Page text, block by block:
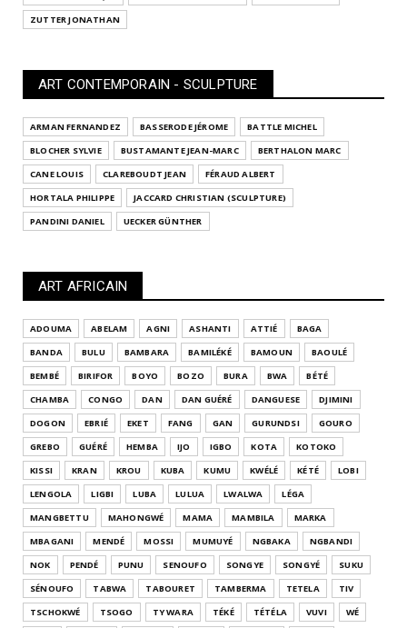
ZUTTER JONATHAN
ART CONTEMPORAIN - SCULPTURE
ARMAN FERNANDEZ BASSERODE JÉROME
BATTLE MICHEL
BLOCHER SYLVIE
BUSTAMANTE JEAN-MARC
BERTHALON MARC
CANE LOUIS
CLAREBOUDT JEAN
FÉRAUD ALBERT
HORTALA PHILIPPE
JACCARD CHRISTIAN (SCULPTURE)
PANDINI DANIEL
UECKER GÜNTHER
ART AFRICAIN
ADOUMA ABELAM AGNI ASHANTI ATTIÉ
BAGA
BANDA
BULU BAMBARA BAMILÉKÉ BAMOUN
BAOULÉ
BEMBÉ
BIRIFOR BOYO BOZO BURA BWA
BÉTÉ
CHAMBA
CONGO DAN DAN GUÉRÉ DANGUESE
DJIMINI
DOGON
EBRIÉ EKET FANG GAN GURUNDSI
GOURO
GREBO
GUÉRÉ HEMBA IJO IGBO KOTA
KOTOKO
KISSI
KRAN KROU KUBA KUMU KWÉLÉ KÉTÉ
LOBI
LENGOLA
LIGBI LUBA LULUA LWALWA
LÉGA
MANGBETTU
MAHONGWÉ MAMA MAMBILA
MARKA
MBAGANI
MENDÉ MOSSI MUMUYÉ NGBAKA
NGBANDI
NOK
PENDÉ PUNU SENOUFO SONGYE SONGYÉ
SUKU
SÉNOUFO
TABWA TABOURET TAMBERMA TETELA
TIV
TSCHOKWÉ
TSOGO TY WARA TÉKÉ TÉTÉLA VUVI
WÉ